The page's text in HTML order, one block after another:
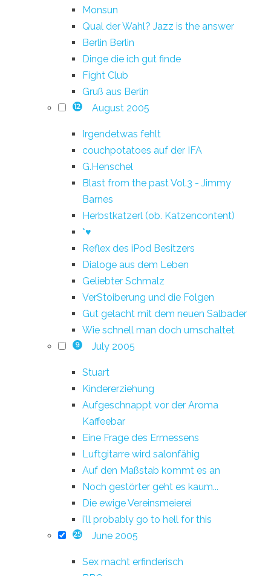
Monsun
Qual der Wahl? Jazz is the answer
Berlin Berlin
Dinge die ich gut finde
Fight Club
Gruß aus Berlin
12 August 2005
Irgendetwas fehlt
couchpotatoes auf der IFA
G.Henschel
Blast from the past Vol.3 - Jimmy
Barnes
Herbstkatzerl (ob. Katzencontent)
*♥
Reflex des iPod Besitzers
Dialoge aus dem Leben
Geliebter Schmalz
VerStoiberung und die Folgen
Gut gelacht mit dem neuen Salbader
Wie schnell man doch umschaltet
9 July 2005
Stuart
Kindererziehung
Aufgeschnappt vor der Aroma
Kaffeebar
Eine Frage des Ermessens
Luftgitarre wird salonfähig
Auf den Maßstab kommt es an
Noch gestörter geht es kaum...
Die ewige Vereinsmeierei
i'll probably go to hell for this
25 June 2005
Sex macht erfinderisch